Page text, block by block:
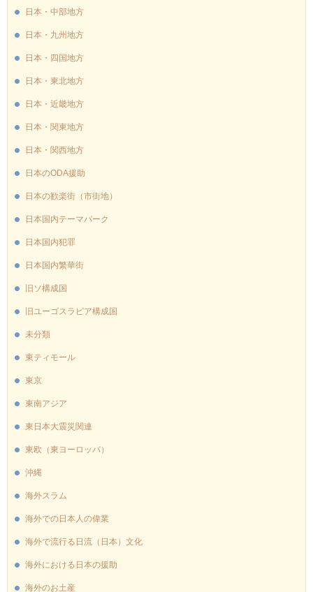
日本・中部地方
日本・九州地方
日本・四国地方
日本・東北地方
日本・近畿地方
日本・関東地方
日本・関西地方
日本のODA援助
日本の歓楽街（市街地）
日本国内テーマパーク
日本国内犯罪
日本国内繁華街
旧ソ構成国
旧ユーゴスラビア構成国
未分類
東ティモール
東京
東南アジア
東日本大震災関連
東欧（東ヨーロッパ）
沖縄
海外スラム
海外での日本人の偉業
海外で流行る日流（日本）文化
海外における日本の援助
海外のお土産